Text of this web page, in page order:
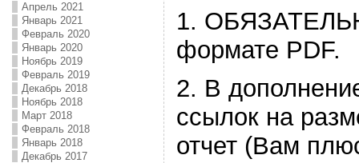
Апрель 2021
Январь 2021
Февраль 2020
Январь 2020
Ноябрь 2019
Февраль 2019
Декабрь 2018
Ноябрь 2018
Март 2018
Февраль 2018
Январь 2018
Декабрь 2017
1.
формате PDF.
2. В
ссылок на
отчет (Вам